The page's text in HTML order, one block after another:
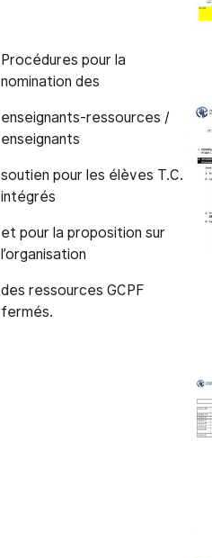
Procédures pour la
nomination des
enseignants-ressources /
enseignants
soutien pour les élèves T.C.
intégrés
et pour la proposition sur
l’organisation
des ressources GCPF
fermés.